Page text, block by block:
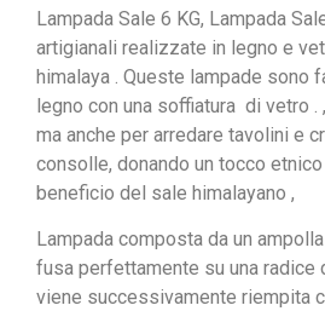
Lampada Sale 6 KG, Lampada
artigianali realizzate in legno e
himalaya . Queste lampade sono
legno con una soffiatura di vetro
ma anche per arredare tavolini e
consolle, donando un tocco
beneficio del sale himalayano ,
Lampada composta da un
fusa perfettamente su una radice
viene successivamente riempita